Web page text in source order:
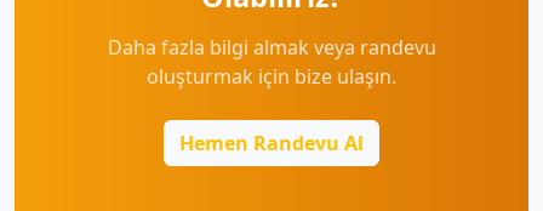
Daha fazla bilgi almak veya randevu
oluşturmak için bize ulaşın.
Hemen Randevu Al